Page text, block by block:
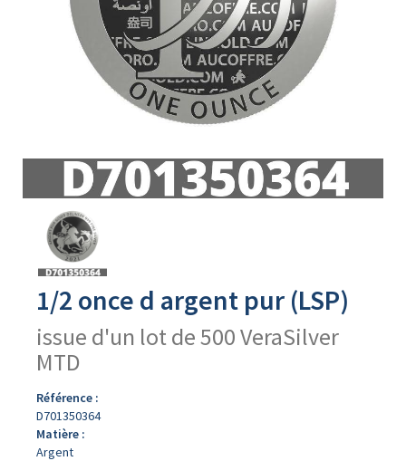
produit
1/2 once d argent pur (LSP)
issue d'un lot de 500 VeraSilver
MTD
Référence :
D701350364
Matière :
Argent